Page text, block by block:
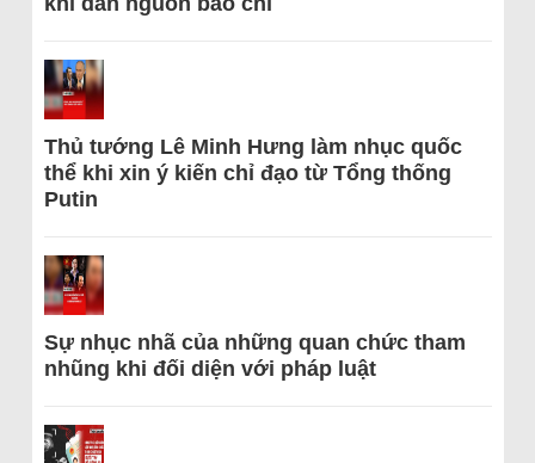
Thủ tướng Lê Minh Hưng làm nhục quốc
thể khi xin ý kiến chỉ đạo từ Tổng thống
Putin
Sự nhục nhã của những quan chức tham
nhũng khi đối diện với pháp luật